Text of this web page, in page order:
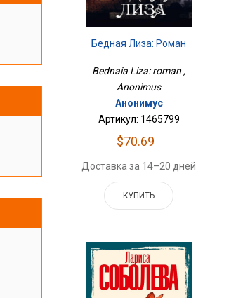
Бедная Лиза: Роман
Bednaia Liza: roman ,
Anonimus
Анонимус
Артикул: 1465799
$70.69
Доставка за 14–20 дней
КУПИТЬ